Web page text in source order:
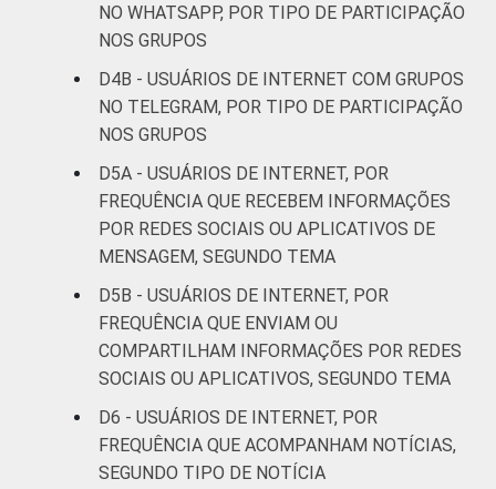
Ensino Médio 13 15
Ensino
Superior
12 19
Preta 15
Parda
Amarela
Indígena 11
Não sei 3
DISPOSITIVOS
Apenas
NO WHATSAPP, POR TIPO DE PARTICIPAÇÃO
NOS GRUPOS
D4B - USUÁRIOS DE INTERNET COM GRUPOS
NO TELEGRAM, POR TIPO DE PARTICIPAÇÃO
NOS GRUPOS
D5A - USUÁRIOS DE INTERNET, POR
FREQUÊNCIA QUE RECEBEM INFORMAÇÕES
POR REDES SOCIAIS OU APLICATIVOS DE
MENSAGEM, SEGUNDO TEMA
D5B - USUÁRIOS DE INTERNET, POR
FREQUÊNCIA QUE ENVIAM OU
COMPARTILHAM INFORMAÇÕES POR REDES
SOCIAIS OU APLICATIVOS, SEGUNDO TEMA
D6 - USUÁRIOS DE INTERNET, POR
FREQUÊNCIA QUE ACOMPANHAM NOTÍCIAS,
SEGUNDO TIPO DE NOTÍCIA